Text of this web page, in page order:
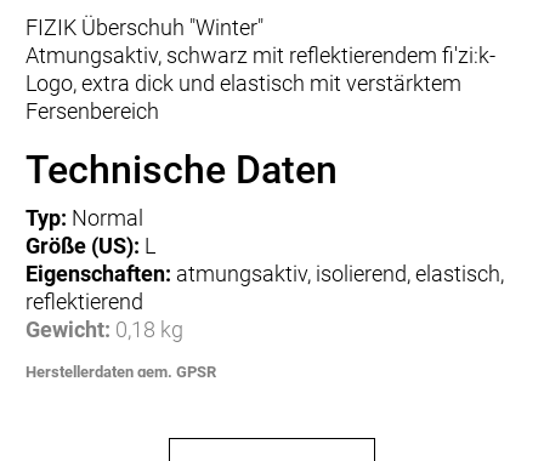
FIZIK Überschuh "Winter"
Atmungsaktiv, schwarz mit reflektierendem fi'zi:k-
Logo, extra dick und elastisch mit verstärktem
Fersenbereich
Technische Daten
Typ: Normal
Größe (US): L
Eigenschaften: atmungsaktiv, isolierend, elastisch,
reflektierend
Gewicht: 0,18 kg
Herstellerdaten gem. GPSR